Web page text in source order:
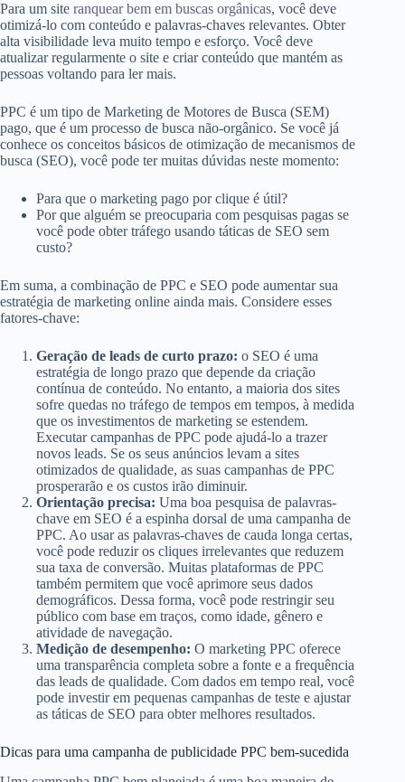
Para um site ranquear bem em buscas orgânicas, você deve
otimizá-lo com conteúdo e palavras-chaves relevantes. Obter
alta visibilidade leva muito tempo e esforço. Você deve
atualizar regularmente o site e criar conteúdo que mantém as
pessoas voltando para ler mais.
PPC é um tipo de Marketing de Motores de Busca (SEM)
pago, que é um processo de busca não-orgânico. Se você já
conhece os conceitos básicos de otimização de mecanismos de
busca (SEO), você pode ter muitas dúvidas neste momento:
Para que o marketing pago por clique é útil?
Por que alguém se preocuparia com pesquisas pagas se
você pode obter tráfego usando táticas de SEO sem
custo?
Em suma, a combinação de PPC e SEO pode aumentar sua
estratégia de marketing online ainda mais. Considere esses
fatores-chave:
Geração de leads de curto prazo: o SEO é uma
estratégia de longo prazo que depende da criação
contínua de conteúdo. No entanto, a maioria dos sites
sofre quedas no tráfego de tempos em tempos, à medida
que os investimentos de marketing se estendem.
Executar campanhas de PPC pode ajudá-lo a trazer
novos leads. Se os seus anúncios levam a sites
otimizados de qualidade, as suas campanhas de PPC
prosperarão e os custos irão diminuir.
Orientação precisa: Uma boa pesquisa de palavras-
chave em SEO é a espinha dorsal de uma campanha de
PPC. Ao usar as palavras-chaves de cauda longa certas,
você pode reduzir os cliques irrelevantes que reduzem
sua taxa de conversão. Muitas plataformas de PPC
também permitem que você aprimore seus dados
demográficos. Dessa forma, você pode restringir seu
público com base em traços, como idade, gênero e
atividade de navegação.
Medição de desempenho: O marketing PPC oferece
uma transparência completa sobre a fonte e a frequência
das leads de qualidade. Com dados em tempo real, você
pode investir em pequenas campanhas de teste e ajustar
as táticas de SEO para obter melhores resultados.
Dicas para uma campanha de publicidade PPC bem-sucedida